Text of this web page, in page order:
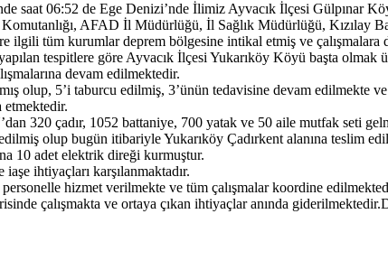
saat 06:52 de Ege Denizi’nde İlimiz Ayvacık İlçesi Gülpınar
AFAD İl Müdürlüğü, İl Sağlık Müdürlüğü, Kızılay
tüm kurumlar deprem bölgesine intikal etmiş ve çalışmalara
tespitlere göre Ayvacık İlçesi Yukarıköy Köyü başta
devam edilmektedir.
olup, 5’i taburcu edilmiş, 3’ünün tedavisine devam
320 çadır, 1052 battaniye, 700 yatak ve 50 aile mutfak seti
olup bugün itibariyle Yukarıköy Çadırkent alanına teslim
10 adet elektrik direği kurmuştur.
ihtiyaçları karşılanmaktadır.
hizmet verilmekte ve tüm çalışmalar koordine
çalışmakta ve ortaya çıkan ihtiyaçlar anında